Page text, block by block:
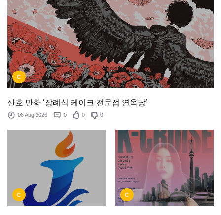
C
산호 만화 ‘장례식 케이크 전문점 연옥당’
06 Aug 2026 0 0 0
C C